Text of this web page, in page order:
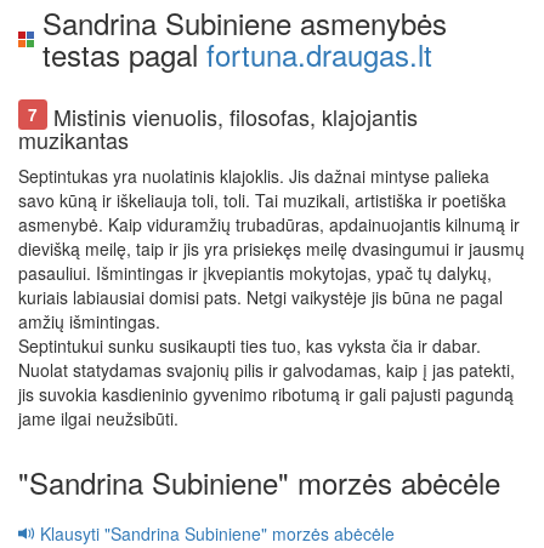
Sandrina Subiniene asmenybės
testas pagal fortuna.draugas.lt
7 Mistinis vienuolis, filosofas, klajojantis
muzikantas
Septintukas yra nuolatinis klajoklis. Jis dažnai mintyse palieka
savo kūną ir iškeliauja toli, toli. Tai muzikali, artistiška ir poetiška
asmenybė. Kaip viduramžių trubadūras, apdainuojantis kilnumą ir
dievišką meilę, taip ir jis yra prisiekęs meilę dvasingumui ir jausmų
pasauliui. Išmintingas ir įkvepiantis mokytojas, ypač tų dalykų,
kuriais labiausiai domisi pats. Netgi vaikystėje jis būna ne pagal
amžių išmintingas.
Septintukui sunku susikaupti ties tuo, kas vyksta čia ir dabar.
Nuolat statydamas svajonių pilis ir galvodamas, kaip į jas patekti,
jis suvokia kasdieninio gyvenimo ribotumą ir gali pajusti pagundą
jame ilgai neužsibūti.
"Sandrina Subiniene" morzės abėcėle
Klausyti "Sandrina Subiniene" morzės abėcėle